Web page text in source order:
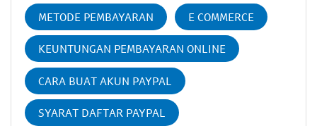
METODE PEMBAYARAN E COMMERCE
KEUNTUNGAN PEMBAYARAN ONLINE
CARA BUAT AKUN PAYPAL
SYARAT DAFTAR PAYPAL